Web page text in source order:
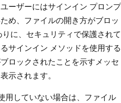
ーザーにはサインイン プロンプ
め、ファイルの開き方がブロッ
に、セキュリティで保護されて
サインイン メソッドを使用する
ロックされたことを示すメッセ
示されます。
用していない場合は、ファイル